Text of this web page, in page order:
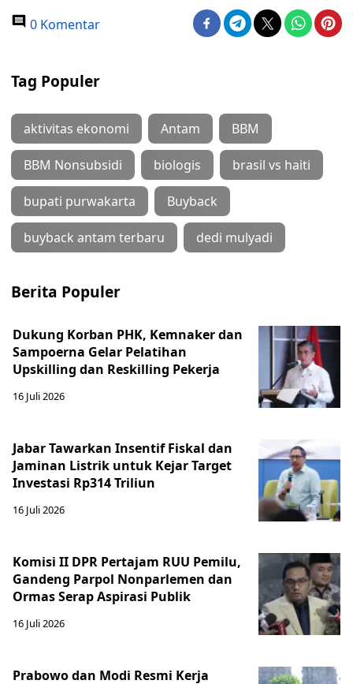
0 Komentar
Tag Populer
aktivitas ekonomi Antam BBM
BBM Nonsubsidi biologis brasil vs haiti
bupati purwakarta Buyback
buyback antam terbaru dedi mulyadi
Berita Populer
Dukung Korban PHK, Kemnaker dan
Sampoerna Gelar Pelatihan
Upskilling dan Reskilling Pekerja
16 Juli 2026
Jabar Tawarkan Insentif Fiskal dan
Jaminan Listrik untuk Kejar Target
Investasi Rp314 Triliun
16 Juli 2026
Komisi II DPR Pertajam RUU Pemilu,
Gandeng Parpol Nonparlemen dan
Ormas Serap Aspirasi Publik
16 Juli 2026
Prabowo dan Modi Resmi Kerja